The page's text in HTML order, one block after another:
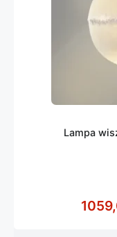
Lampa